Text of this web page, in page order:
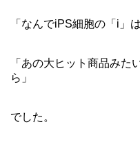
「なんでiPS細胞の「i」
「あの大ヒット商品みた
ら」
でした。